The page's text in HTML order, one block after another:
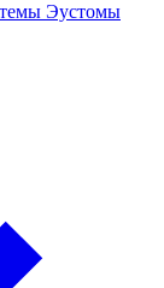
Эустомы